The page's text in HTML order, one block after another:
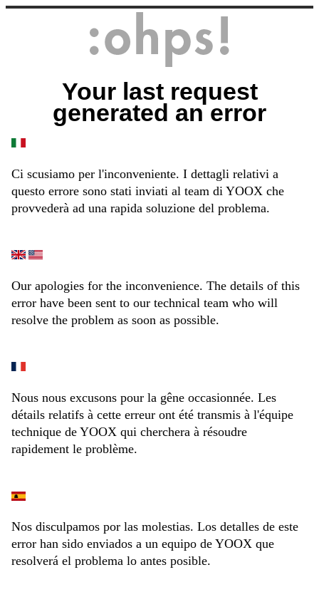
Your last request
generated an error
Ci scusiamo per l'inconveniente. I dettagli relativi a
questo errore sono stati inviati al team di YOOX che
provvederà ad una rapida soluzione del problema.
Our apologies for the inconvenience. The details of this
error have been sent to our technical team who will
resolve the problem as soon as possible.
Nous nous excusons pour la gêne occasionnée. Les
détails relatifs à cette erreur ont été transmis à l'équipe
technique de YOOX qui cherchera à résoudre
rapidement le problème.
Nos disculpamos por las molestias. Los detalles de este
error han sido enviados a un equipo de YOOX que
resolverá el problema lo antes posible.